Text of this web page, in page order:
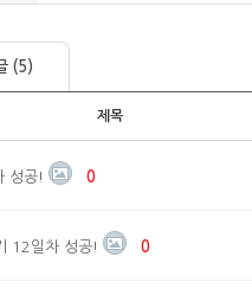
(5)
제목
성공! 0
12일차 성공! 0